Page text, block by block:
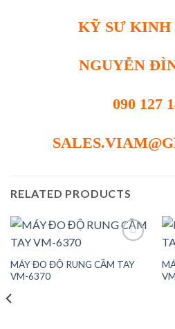
KỸ SƯ KINH
NGUYỄN
090 127
RELATED PRODUCTS
MÁY ĐO ĐỘ RUNG CẦM TAY
VM-6370